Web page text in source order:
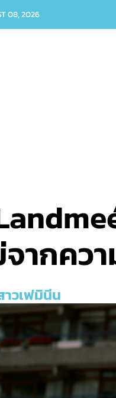
08, 2026
ากคว
วเฟมินีน